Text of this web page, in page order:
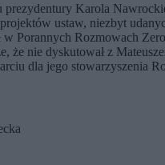
prezydentury Karola
ustaw, niezbyt
w Porannych Rozmowach
że nie dyskutował z
dla jego stowarzyszenia